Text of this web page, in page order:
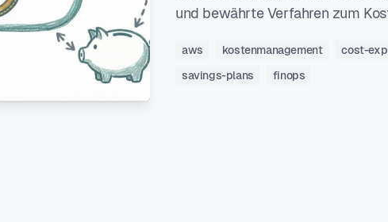
und bewährte Verfahren zum
aws kostenmanagement
cost-
savings-plans
finops